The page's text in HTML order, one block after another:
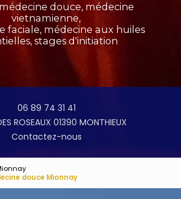
douce, médecine
vietnamienne,
faciale, médecine aux huiles
stages d'initiation
06 89 74 31 41
ROSEAUX 01390 MONTHIEUX
Contactez-nous
douce Mionnay